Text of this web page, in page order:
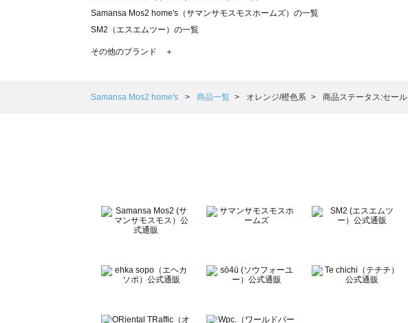
Samansa Mos2 home's（サマンサモスモスホームズ）の一覧
SM2（エスエムツー）の一覧
TSUHARU by Samansa Mos2（ツハルバイサマンサモスモス）の一覧
Samansa Mos2 Lagom（サマンサモスモス ラーゴム）の一覧
BETTY'S BLUE（べティーズブルー）の一覧
Wpc.（ワールドパーティー）の一覧
その他のブランド ＋
Samansa Mos2 home's 商品一覧 オレンジ/橙色系 商品ステータス:セール